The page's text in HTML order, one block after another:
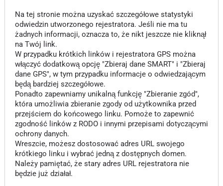
Na tej stronie można uzyskać szczegółowe statystyki
odwiedzin utworzonego rejestratora. Jeśli nie ma tu
żadnych informacji, oznacza to, że nikt jeszcze nie kliknął
na Twój link.
W przypadku krótkich linków i rejestratora GPS można
włączyć dodatkową opcję "Zbieraj dane SMART" i "Zbieraj
dane GPS", w tym przypadku informacje o odwiedzającym
będą bardziej szczegółowe.
Ponadto zapewniamy unikalną funkcję "Zbieranie zgód",
która umożliwia zbieranie zgody od użytkownika przed
przejściem do końcowego linku. Pomoże to zapewnić
zgodność linków z RODO i innymi przepisami dotyczącymi
ochrony danych.
Wreszcie, możesz dostosować adres URL swojego
krótkiego linku i wybrać jedną z dostępnych domen.
Należy pamiętać, że stary adres URL rejestratora nie
będzie już działał.